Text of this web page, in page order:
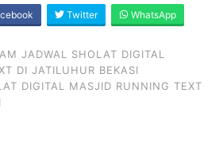
Twitter WhatsApp
JADWAL SHOLAT DIGITAL
DI JATILUHUR BEKASI
DIGITAL MASJID RUNNING TEXT